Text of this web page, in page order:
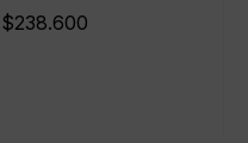
$238.600